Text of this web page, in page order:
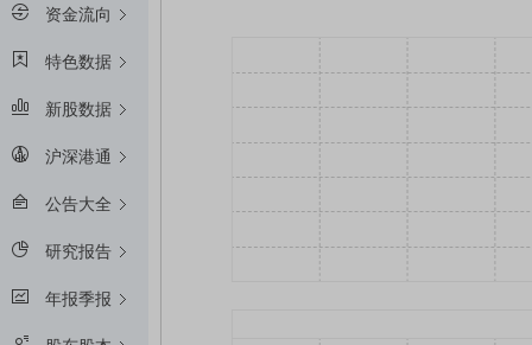
资金流向
特色数据
新股数据
沪深港通
公告大全
研究报告
年报季报